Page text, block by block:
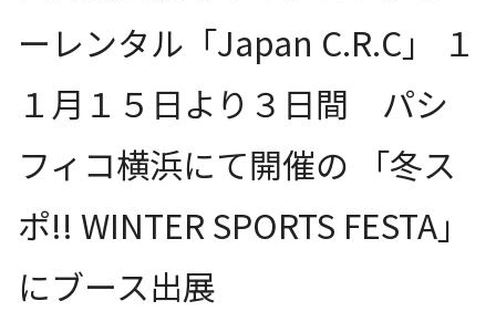
ーレンタル「Japan C.R.C」 １
１月１５日より３日間 パシ
フィコ横浜にて開催の 「冬ス
ポ!! WINTER SPORTS FESTA」
にブース出展